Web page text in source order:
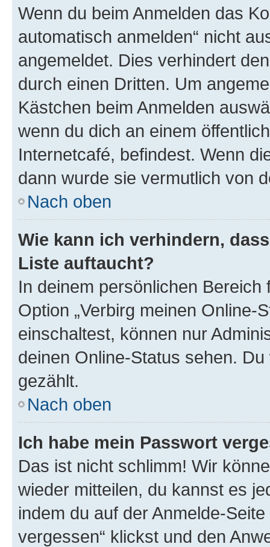
Wenn du beim Anmelden das
automatisch anmelden“ nicht
angemeldet. Dies verhindert
durch einen Dritten. Um
Kästchen beim Anmelden
wenn du dich an einem
Internetcafé, befindest. Wenn
dann wurde sie vermutlich von
Nach oben
Wie kann ich verhindern,
Liste auftaucht?
In deinem persönlichen
Option „Verbirg meinen Online-
einschaltest, können nur
deinen Online-Status sehen.
gezählt.
Nach oben
Ich habe mein Passwort
Das ist nicht schlimm! Wir
wieder mitteilen, du kannst es
indem du auf der Anmelde-
vergessen“ klickst und den